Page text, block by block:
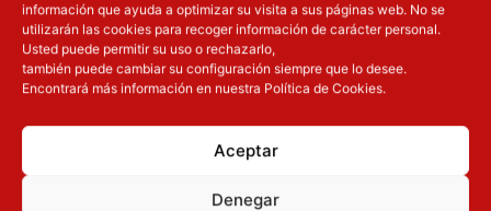
información que ayuda a optimizar su visita a sus páginas web. No se
utilizarán las cookies para recoger información de carácter personal.
Usted puede permitir su uso o rechazarlo,
también puede cambiar su configuración siempre que lo desee.
Encontrará más información en nuestra Política de Cookies.
Aceptar
Denegar
OTROS PRODUCTOS QUE TE
PUEDEN INTERESAR
El precio original era: 32.90€.
El precio actual es: 26.32€. El precio original era: 40.90€.
El precio actual es: 32.72€.